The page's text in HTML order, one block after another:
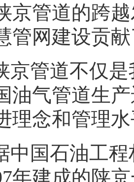
京管道的跨
管网建设贡
京管道不仅
油气管道生
理念和管理
中国石油工
年建成的陕